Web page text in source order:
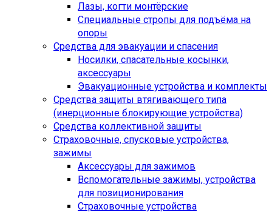
Лазы, когти монтёрские
Специальные стропы для подъёма на
опоры
Средства для эвакуации и спасения
Носилки, спасательные косынки,
аксессуары
Эвакуационные устройства и комплекты
Средства защиты втягивающего типа
(инерционные блокирующие устройства)
Средства коллективной защиты
Страховочные, спусковые устройства,
зажимы
Аксессуары для зажимов
Вспомогательные зажимы, устройства
для позиционирования
Страховочные устройства